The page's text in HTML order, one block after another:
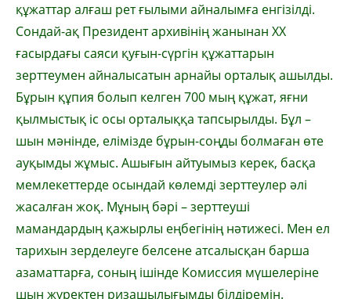
құжаттар алғаш рет ғылыми айналымға енгізілді.
Сондай-ақ Президент архивінің жанынан ХХ
ғасырдағы саяси қуғын-сүргін құжаттарын
зерттеумен айналысатын арнайы орталық ашылды.
Бұрын құпия болып келген 700 мың құжат, яғни
қылмыстық іс осы орталыққа тапсырылды. Бұл –
шын мәнінде, елімізде бұрын-соңды болмаған өте
ауқымды жұмыс. Ашығын айтуымыз керек, басқа
мемлекеттерде осындай көлемді зерттеулер әлі
жасалған жоқ. Мұның бәрі – зерттеуші
мамандардың қажырлы еңбегінің нәтижесі. Мен ел
тарихын зерделеуге белсене атсалысқан барша
азаматтарға, соның ішінде Комиссия мүшелеріне
шын жүректен ризашылығымды білдіремін.